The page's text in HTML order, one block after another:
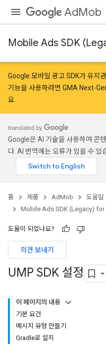
AdMob
Mobile Ads SDK
Google 모바일 광고 SDK가 유지
기능을 사용하려면 GMA Next-
요.
Google은 AI 기술을 사용하여 콘
다. AI 번역에는 오류가 있을 수 있
홈 제품 AdMob
도움말
Mobile Ads SDK (Legacy) for
도움이 되었나요?
의견 보내기
UMP SDK 설정
이 페이지의 내용
기본 요건
메시지 유형 만들기
Gradle로 설치